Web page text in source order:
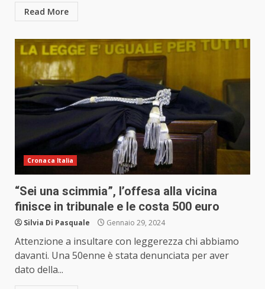
Read More
Cronaca Italia
“Sei una scimmia”, l’offesa alla vicina
finisce in tribunale e le costa 500 euro
Silvia Di Pasquale Gennaio 29, 2024
Attenzione a insultare con leggerezza chi abbiamo
davanti. Una 50enne è stata denunciata per aver
dato della...